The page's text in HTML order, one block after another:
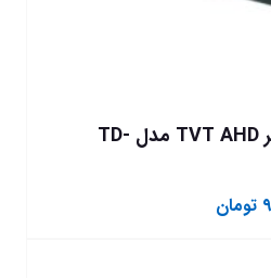
دستگاه ضبط تصاویر TVT AHD مدل TD-
تومان